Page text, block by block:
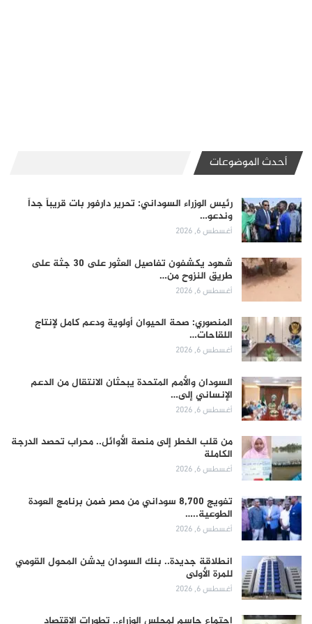
أحدث الموضوعات
رئيس الوزراء السوداني: تحرير دارفور بات قريباً جداً
وندعو…
أغسطس 6, 2026
شهود يكشفون تفاصيل العثور على 30 جثة على
طريق النزوح من…
أغسطس 6, 2026
المنصوري: صحة الحيوان أولوية ودعم كامل لإنتاج
اللقاحات…
أغسطس 6, 2026
السودان والأمم المتحدة يبحثان الانتقال من الدعم
الإنساني إلى…
أغسطس 6, 2026
من قلب الخطر إلى منصة الأوائل.. محراب تحصد الدرجة
الكاملة
أغسطس 6, 2026
تفويج 8,700 سوداني من مصر ضمن برنامج العودة
الطوعية..…
أغسطس 6, 2026
انطلاقة جديدة.. بنك السودان يدشن المحول القومي
للمرة الأولى
أغسطس 6, 2026